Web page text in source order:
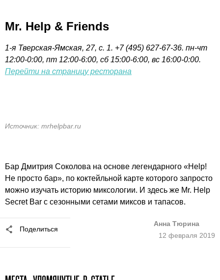
Mr. Help & Friends
1-я Тверская-Ямская, 27, с. 1. +7 (495) 627-67-36. пн-чт
12:00-0:00, пт 12:00-6:00, сб 15:00-6:00, вс 16:00-0:00.
Перейти на страницу ресторана
Источник: mrhelpbar.ru
Бар Дмитрия Соколова на основе легендарного «Help!
Не просто бар», по коктейльной карте которого запросто
можно изучать историю миксологии. И здесь же Mr. Help
Secret Bar с сезонными сетами миксов и тапасов.
Поделиться
Анна Тюрина
12 февраля 2019